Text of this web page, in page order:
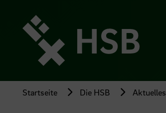
Seiteninhalt
springen
Startseite Die HSB Aktuelles